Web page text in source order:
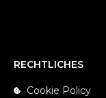
RECHTLICHES
Cookie Policy